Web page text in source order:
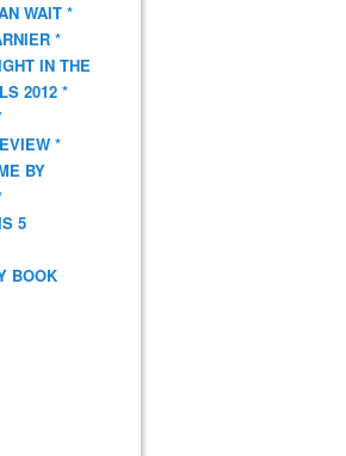
WAIT *
*
IN THE
2012 *
*
BY
5
BOOK